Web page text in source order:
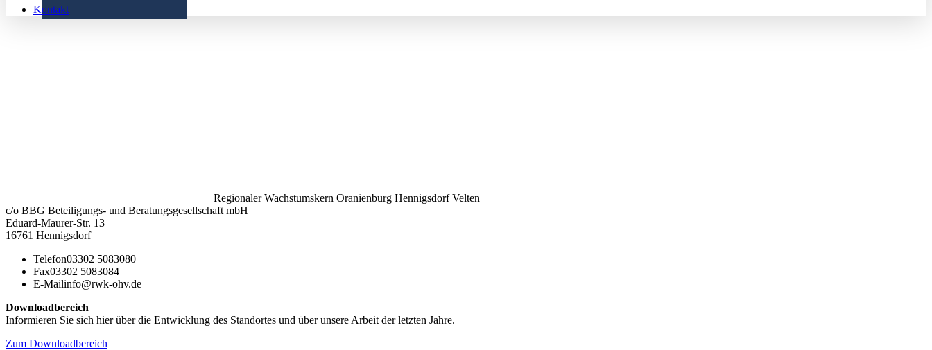
Kontakt
Regionaler Wachstumskern Oranienburg Hennigsdorf Velten
c/o BBG Beteiligungs- und Beratungsgesellschaft mbH
Eduard-Maurer-Str. 13
16761 Hennigsdorf
Telefon03302 5083080
Fax03302 5083084
E-Mailinfo@rwk-ohv.de
Downloadbereich
Informieren Sie sich hier über die Entwicklung des Standortes und über unsere Arbeit der letzten Jahre.
Zum Downloadbereich